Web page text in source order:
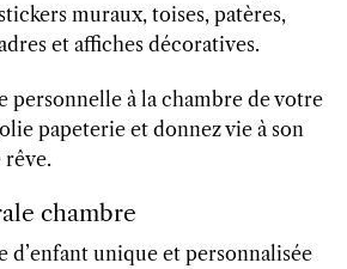
muraux, toises, patères,
et affiches décoratives.
personnelle à la chambre de votre
papeterie et donnez vie à son
rêve.
chambre
d’enfant unique et personnalisée